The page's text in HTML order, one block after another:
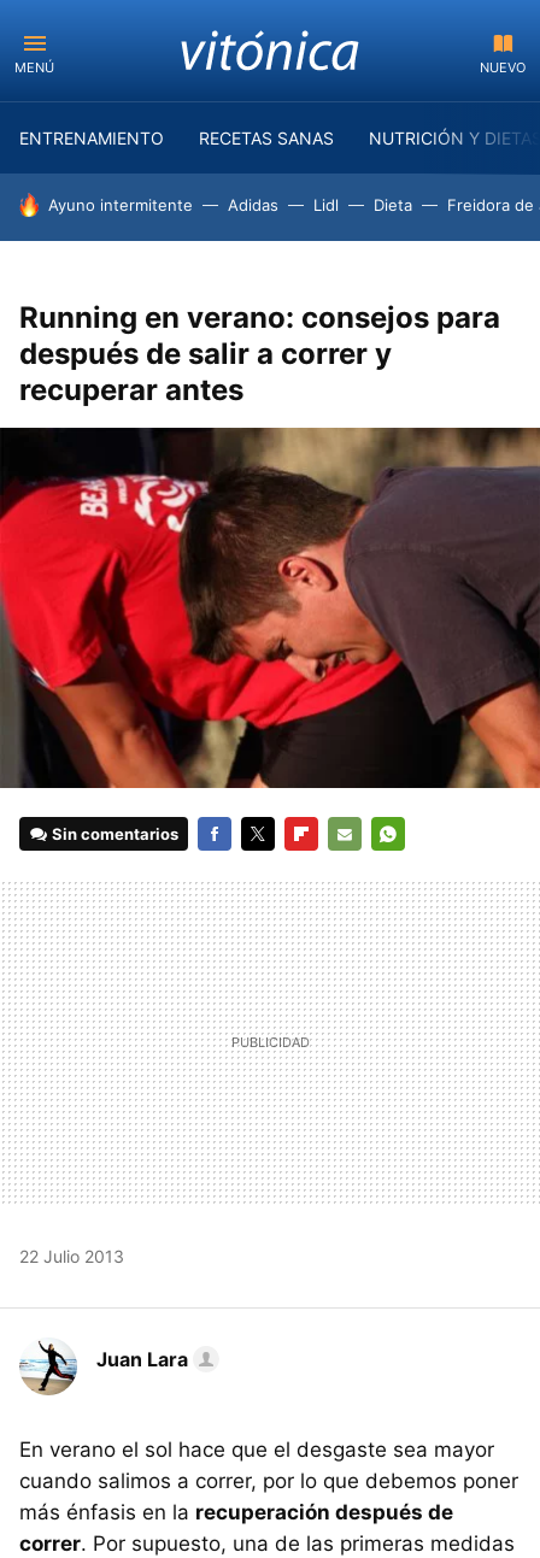
MENÚ NUEVO
ENTRENAMIENTO RECETAS SANAS NUTRICIÓN Y
HOY SE HABLA DE
Ayuno intermitente Adidas Lidl Dieta Freidora de
Running en verano: consejos para
después de salir a correr y
recuperar antes
Sin comentarios
MAIL
22 Julio 2013
Juan Lara
En verano el sol hace que el desgaste sea mayor
cuando salimos a correr, por lo que debemos poner
más énfasis en la recuperación después de
correr. Por supuesto, una de las primeras medidas